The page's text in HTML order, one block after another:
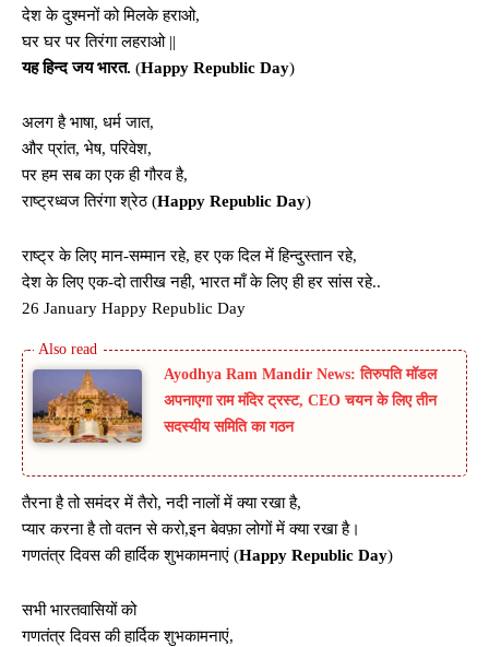
देश के दुश्मनों को मिलके हराओ,
घर घर पर तिरंगा लहराओ ||
यह हिन्द जय भारत. (Happy Republic Day)
अलग है भाषा, धर्म जात,
और प्रांत, भेष, परिवेश,
पर हम सब का एक ही गौरव है,
राष्ट्रध्वज तिरंगा श्रेठ (Happy Republic Day)
राष्ट्र के लिए मान-सम्मान रहे, हर एक दिल में हिन्दुस्तान रहे,
देश के लिए एक-दो तारीख नही, भारत माँ के लिए ही हर सांस रहे..
26 January Happy Republic Day
Ayodhya Ram Mandir News: तिरुपति मॉडल
अपनाएगा राम मंदिर ट्रस्ट, CEO चयन के लिए तीन
सदस्यीय समिति का गठन
तैरना है तो समंदर में तैरो, नदी नालों में क्या रखा है,
प्यार करना है तो वतन से करो,इन बेवफ़ा लोगों में क्या रखा है।
गणतंत्र दिवस की हार्दिक शुभकामनाएं (Happy Republic Day)
सभी भारतवासियों को
गणतंत्र दिवस की हार्दिक शुभकामनाएं,